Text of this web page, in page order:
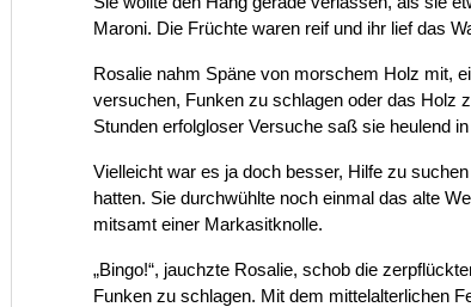
Maroni. Die Früchte waren reif und ihr lief das
Rosalie nahm Späne von morschem Holz mit,
versuchen, Funken zu schlagen oder das Holz
Stunden erfolgloser Versuche saß sie heulend
Vielleicht war es ja doch besser, Hilfe zu
hatten. Sie durchwühlte noch einmal das alte
mitsamt einer Markasitknolle.
„Bingo!“, jauchzte Rosalie, schob die
Funken zu schlagen. Mit dem mittelalterlichen